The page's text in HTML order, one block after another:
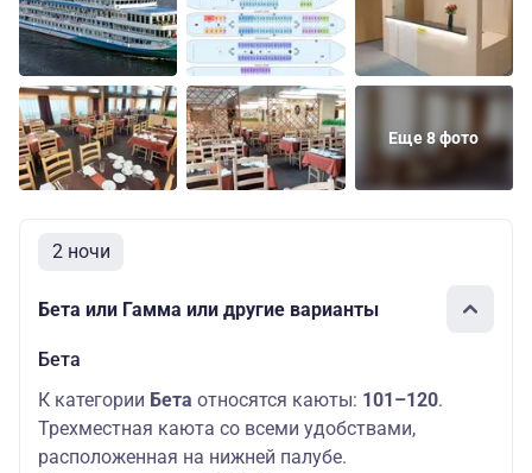
Еще 8 фото
2 ночи
Бета или Гамма или другие варианты
Бета
К категории Бета относятся каюты: 101–120.
Трехместная каюта со всеми удобствами,
расположенная на нижней палубе.